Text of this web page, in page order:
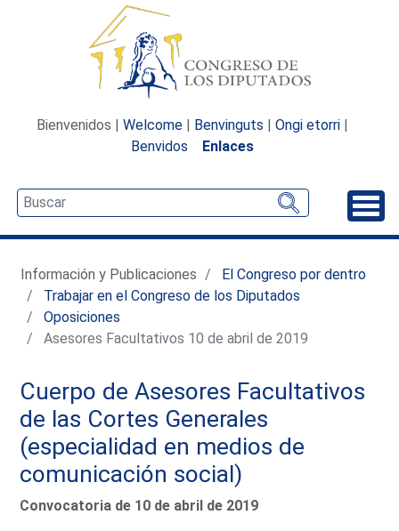
Bienvenidos | Welcome | Benvinguts | Ongi etorri |
Benvidos
Enlaces
Información y Publicaciones
El Congreso por dentro
Trabajar en el Congreso de los Diputados
Oposiciones
Asesores Facultativos 10 de abril de 2019
Cuerpo de Asesores Facultativos
de las Cortes Generales
(especialidad en medios de
comunicación social)
Convocatoria de 10 de abril de 2019